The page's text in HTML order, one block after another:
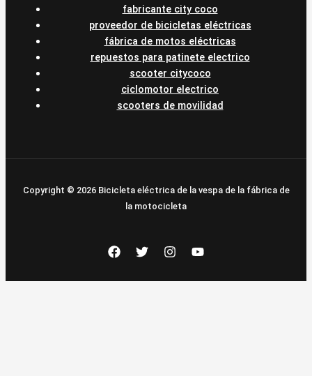
fabricante city coco
proveedor de bicicletas eléctricas
fábrica de motos eléctricas
repuestos para patinete electrico
scooter citycoco
ciclomotor electrico
scooters de movilidad
Copyright © 2026 Bicicleta eléctrica de la vespa de la fábrica de
la motocicleta